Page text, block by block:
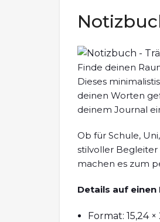
Finde deinen
Dieses
deinen Worten
deinem Journal
Ob für Schule,
stilvoller Begleiter
machen es zum
Details auf einen
Format: 15,24 ×